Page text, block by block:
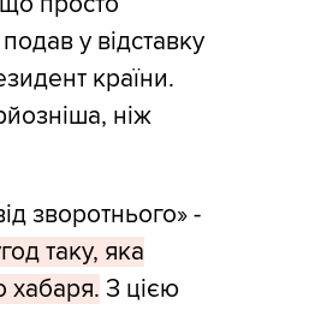
у відставку
країни.
ніж
зворотнього» -
таку, яка
хабаря. З цією